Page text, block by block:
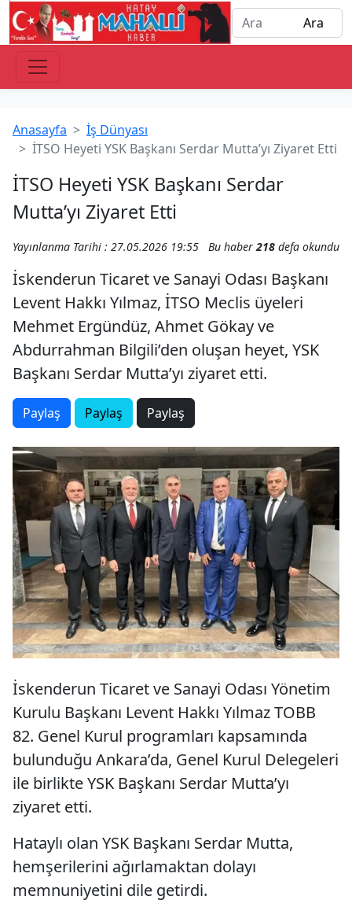
Anasayfa
İş Dünyası
İTSO Heyeti YSK Başkanı Serdar Mutta’yı Ziyaret Etti
İTSO Heyeti YSK Başkanı Serdar
Mutta’yı Ziyaret Etti
Yayınlanma Tarihi : 27.05.2026 19:55 Bu haber218 defa okundu
İskenderun Ticaret ve Sanayi Odası Başkanı
Levent Hakkı Yılmaz, İTSO Meclis üyeleri
Mehmet Ergündüz, Ahmet Gökay ve
Abdurrahman Bilgili’den oluşan heyet, YSK
Başkanı Serdar Mutta’yı ziyaret etti.
Paylaş Paylaş Paylaş
İskenderun Ticaret ve Sanayi Odası Yönetim
Kurulu Başkanı Levent Hakkı Yılmaz TOBB
82. Genel Kurul programları kapsamında
bulunduğu Ankara’da, Genel Kurul Delegeleri
ile birlikte YSK Başkanı Serdar Mutta’yı
ziyaret etti.
Hataylı olan YSK Başkanı Serdar Mutta,
hemşerilerini ağırlamaktan dolayı
memnuniyetini dile getirdi.